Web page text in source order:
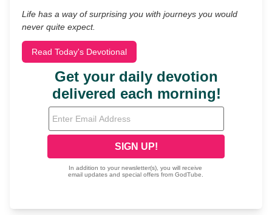
Life has a way of surprising you with journeys you would
never quite expect.
Read Today's Devotional